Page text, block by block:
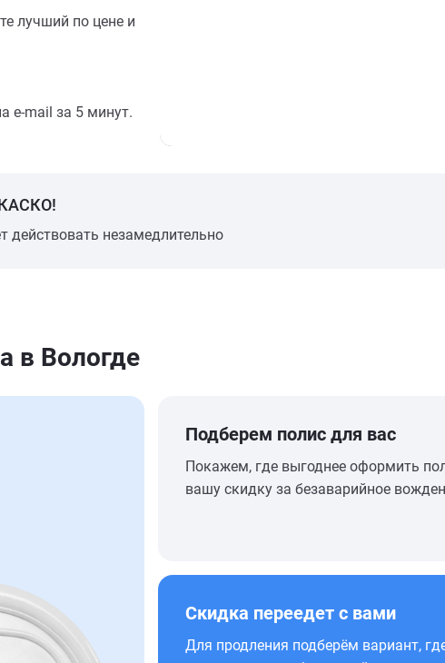
лучший по цене и
e-mail за 5 минут.
действовать незамедлительно
в Вологде
Подберем полис для вас
Покажем, где выгоднее оформить
вашу скидку за безаварийное
Скидка переедет с вами
Для продления подберём вариант,